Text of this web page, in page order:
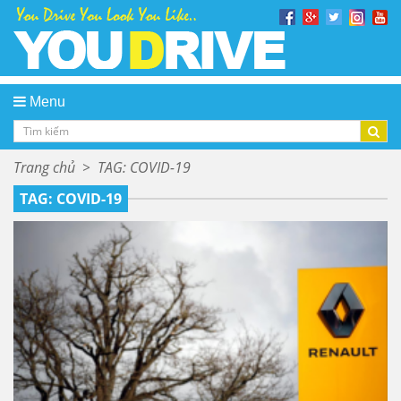
Menu
Trang chủ > TAG: COVID-19
TAG: COVID-19